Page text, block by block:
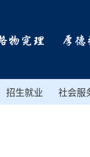
招生就业 社会服